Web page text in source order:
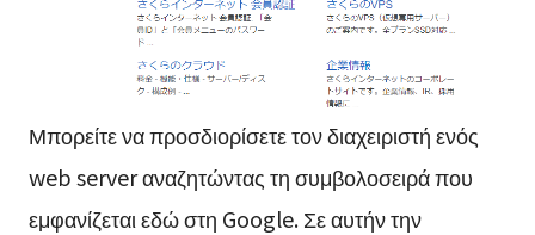
Μπορείτε να προσδιορίσετε τον διαχειριστή ενός
web server αναζητώντας τη συμβολοσειρά που
εμφανίζεται εδώ στη Google. Σε αυτήν την